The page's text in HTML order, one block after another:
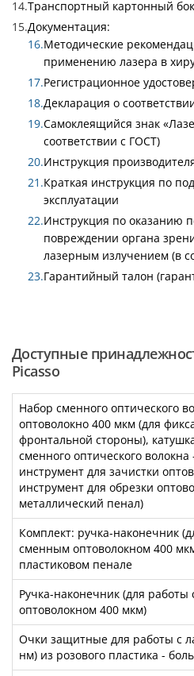
Транспортный картонный
Документация:
Методические
применению лазера в
Регистрационное
Декларация о
Самоклеящийся знак
соответствии с ГОСТ)
Инструкция
Краткая инструкция по
эксплуатации
Инструкция по оказанию
повреждении органа
лазерным излучением (в
Гарантийный талон
Доступные
Picasso
Набор сменного оптического
оптоволокно 400 мкм (для
фронтальной стороны),
сменного оптического
инструмент для зачистки
инструмент для обрезки
металлический пенал)
Комплект: ручка-наконечник
сменным оптоволокном 400
пластиковом пенале
Ручка-наконечник (для
оптоволокном 400 мкм)
Очки защитные для работы с
нм) из розового пластика -